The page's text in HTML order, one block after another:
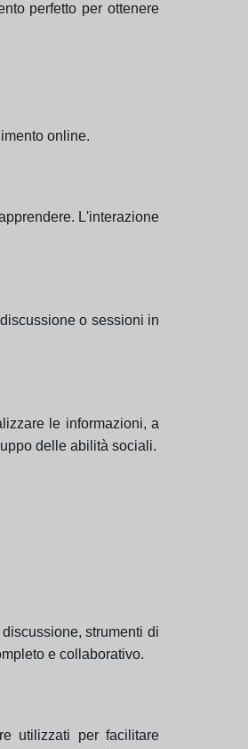
perfetto per ottenere
online.
L'interazione
o sessioni in
le informazioni, a
delle abilità sociali.
strumenti di
e collaborativo.
utilizzati per facilitare